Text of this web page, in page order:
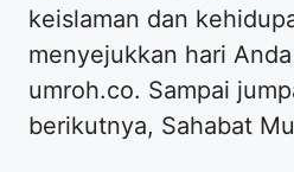
keislaman dan
menyejukkan hari
umroh.co. Sampai
berikutnya, Sahabat